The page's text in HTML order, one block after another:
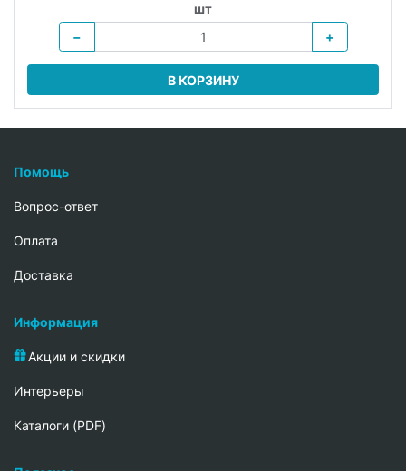
шт
−
+
В КОРЗИНУ
Помощь
Вопрос-ответ
Oплата
Доставка
Информация
Акции и скидки
Интерьеры
Каталоги (PDF)